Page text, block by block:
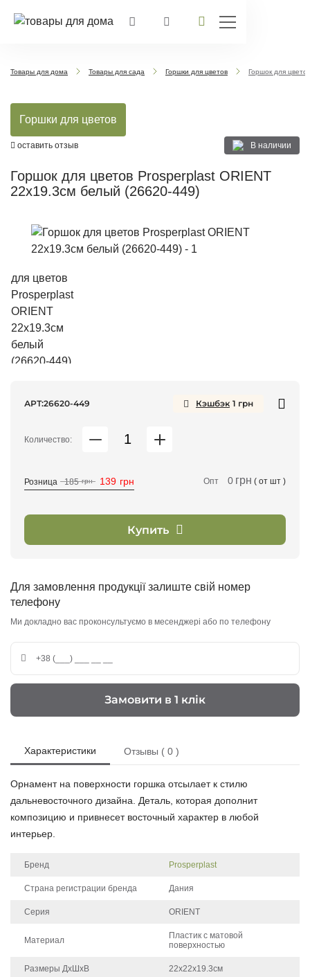
Товары для дома Товары для сада Горшки для цветов Горшок для
Горшки для цветов
Горшок для цветов Prosperplast ORIENT
22х19.3см белый (26620-449)
оставить отзыв В наличии
АРТ:26620-449 Кэшбэк 1 грн
Количество:
Розница 185 грн 139 грн Опт 0 грн ( от шт )
Купить
Для замовлення продукції залиште свій номер
телефону
Ми докладно вас проконсультуємо в месенджері або по телефону
Замовити в 1 клік
Характеристики Отзывы ( 0 )
Орнамент на поверхности горшка отсылает к стилю
дальневосточного дизайна. Деталь, которая дополнит
композицию и привнесет восточный характер в любой
интерьер.
Бренд Prosperplast
Страна регистрации бренда Дания
Серия ORIENT
Материал
Пластик с матовой
поверхностью
Размеры ДхШхВ 22х22х19.3см